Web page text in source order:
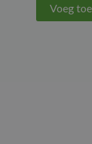
Voeg toe